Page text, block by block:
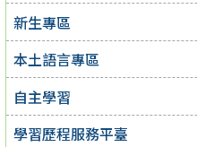
新生專區
本土語言專區
自主學習
學習歷程服務平臺